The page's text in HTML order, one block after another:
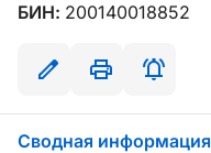
БИН: 200140018852
Сводная информация